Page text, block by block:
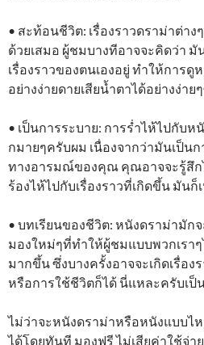
• สะท้อนชีวิต: เรื่องราวดราม่าต่า
ด้วยเสมอ ผู้ชมบางทีอาจจะคิดว่า
เรื่องราวของตนเองอยู่ ทำให้การ
อย่างง่ายดายเสียน้ำตาได้อย่างง่า
• เป็นการระบาย: การร่ำไห้ไปกับห
กมายๆครับผม เนื่องจากว่ามันเป็น
ทางอารมณ์ของคุณ คุณอาจจะรู้สึก
ร้องไห้ไปกับเรื่องราวที่เกิดขึ้น มัน
• บทเรียนของชีวิต: หนังดราม่ามั
มองใหม่ๆที่ทำให้ผู้ชมแบบพวกเรา
มากขึ้น ซึ่งบางครั้งอาจจะเกิดเรื่อ
หรือการใช้ชีวิตก็ได้ นี่แหละครับเป็
ไม่ว่าจะหนังดราม่าหรือหนังแบบไ
ได้โดยทันที มองฟรี ไม่เสียค่าใช้จ่